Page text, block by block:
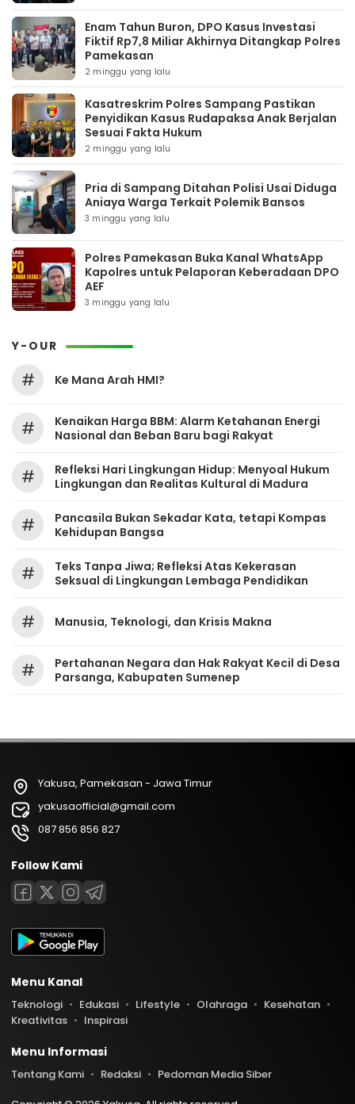
Enam Tahun Buron, DPO Kasus Investasi
Fiktif Rp7,8 Miliar Akhirnya Ditangkap Polres
Pamekasan
2 minggu yang lalu
Kasatreskrim Polres Sampang Pastikan
Penyidikan Kasus Rudapaksa Anak Berjalan
Sesuai Fakta Hukum
2 minggu yang lalu
Pria di Sampang Ditahan Polisi Usai Diduga
Aniaya Warga Terkait Polemik Bansos
3 minggu yang lalu
Polres Pamekasan Buka Kanal WhatsApp
Kapolres untuk Pelaporan Keberadaan DPO
AEF
3 minggu yang lalu
Y-OUR
# Ke Mana Arah HMI?
#
Kenaikan Harga BBM: Alarm Ketahanan Energi
Nasional dan Beban Baru bagi Rakyat
#
Refleksi Hari Lingkungan Hidup: Menyoal Hukum
Lingkungan dan Realitas Kultural di Madura
#
Pancasila Bukan Sekadar Kata, tetapi Kompas
Kehidupan Bangsa
#
Teks Tanpa Jiwa; Refleksi Atas Kekerasan
Seksual di Lingkungan Lembaga Pendidikan
# Manusia, Teknologi, dan Krisis Makna
#
Pertahanan Negara dan Hak Rakyat Kecil di Desa
Parsanga, Kabupaten Sumenep
Yakusa, Pamekasan - Jawa Timur
yakusaofficial@gmail.com
087 856 856 827
Follow Kami
Menu Kanal
Teknologi Edukasi Lifestyle Olahraga
Kesehatan
Kreativitas
Inspirasi
Menu Informasi
Tentang Kami Redaksi
Pedoman Media Siber